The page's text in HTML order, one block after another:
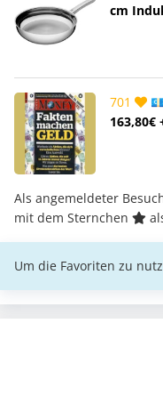
cm
701
163,80€
Als angemeldeter
mit dem Sternchen
Um die Favoriten zu